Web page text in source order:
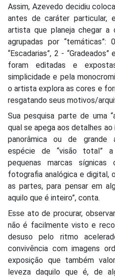
Assim, Azevedo decidiu
antes de caráter particular,
artista que planeja chegar
agrupadas por “temáticas”:
“Escadarias”, 2 -
foram editadas e
simplicidade e pela
o artista explora as cores e
resgatando seus motivos/
Sua pesquisa parte de uma
qual se apega aos detalhes
panorâmica ou de grande
espécie de “visão total”
pequenas marcas sígnicas
fotografia analógica e digital,
as partes, para pensar em
aquilo que é inteiro”, conta.
Esse ato de procurar,
não é facilmente visto e
desuso pelo ritmo
convivência com imagens
exposição que também
leveza daquilo que é, de